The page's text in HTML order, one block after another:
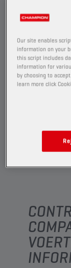
tot hoger
Leverbare
Our site enables
information on your
this script includes
information for
by choosing to
learn more click